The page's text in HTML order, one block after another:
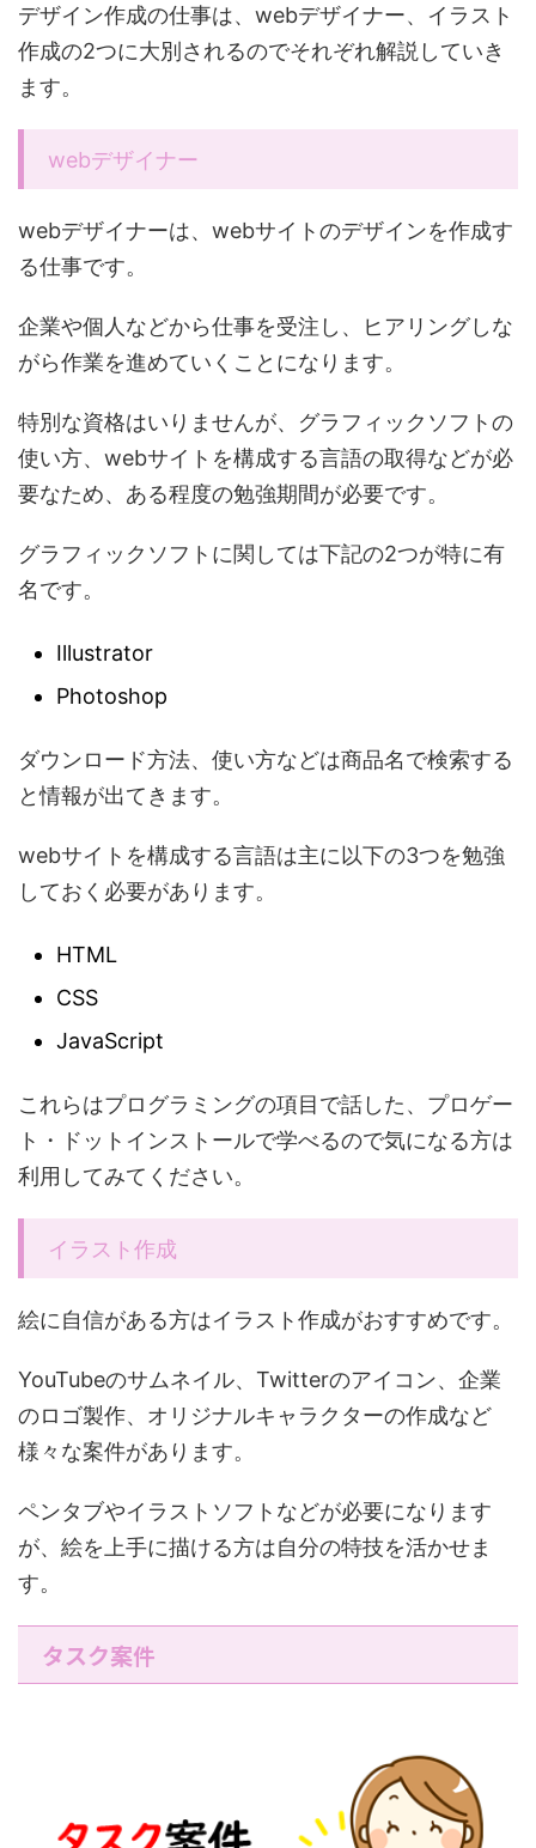
デザイン作成の仕事は、webデザイナー、イラスト
作成の2つに大別されるのでそれぞれ解説していき
ます。
webデザイナー
webデザイナーは、webサイトのデザインを作成す
る仕事です。
企業や個人などから仕事を受注し、ヒアリングしな
がら作業を進めていくことになります。
特別な資格はいりませんが、グラフィックソフトの
使い方、webサイトを構成する言語の取得などが必
要なため、ある程度の勉強期間が必要です。
グラフィックソフトに関しては下記の2つが特に有
名です。
Illustrator
Photoshop
ダウンロード方法、使い方などは商品名で検索する
と情報が出てきます。
webサイトを構成する言語は主に以下の3つを勉強
しておく必要があります。
HTML
CSS
JavaScript
これらはプログラミングの項目で話した、プロゲー
ト・ドットインストールで学べるので気になる方は
利用してみてください。
イラスト作成
絵に自信がある方はイラスト作成がおすすめです。
YouTubeのサムネイル、Twitterのアイコン、企業
のロゴ製作、オリジナルキャラクターの作成など
様々な案件があります。
ペンタブやイラストソフトなどが必要になります
が、絵を上手に描ける方は自分の特技を活かせま
す。
タスク案件